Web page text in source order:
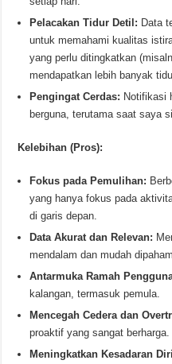
Pelacakan Tidur Detil: Data
untuk memahami kualitas
yang perlu ditingkatkan
mendapatkan lebih banyak
Pengingat Cerdas: Notifikasi
berguna, terutama saat saya
Kelebihan (Pros):
Fokus pada Pemulihan:
yang hanya fokus pada
di garis depan.
Data Akurat dan Relevan:
mendalam dan mudah
Antarmuka Ramah
kalangan, termasuk pemula.
Mencegah Cedera dan
proaktif yang sangat berharga.
Meningkatkan Kesadaran